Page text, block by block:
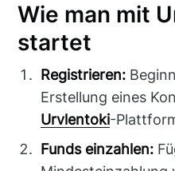
Wie man mit
startet
Registrieren:
Erstellung eines
Urvlentoki-
Funds einzahlen: